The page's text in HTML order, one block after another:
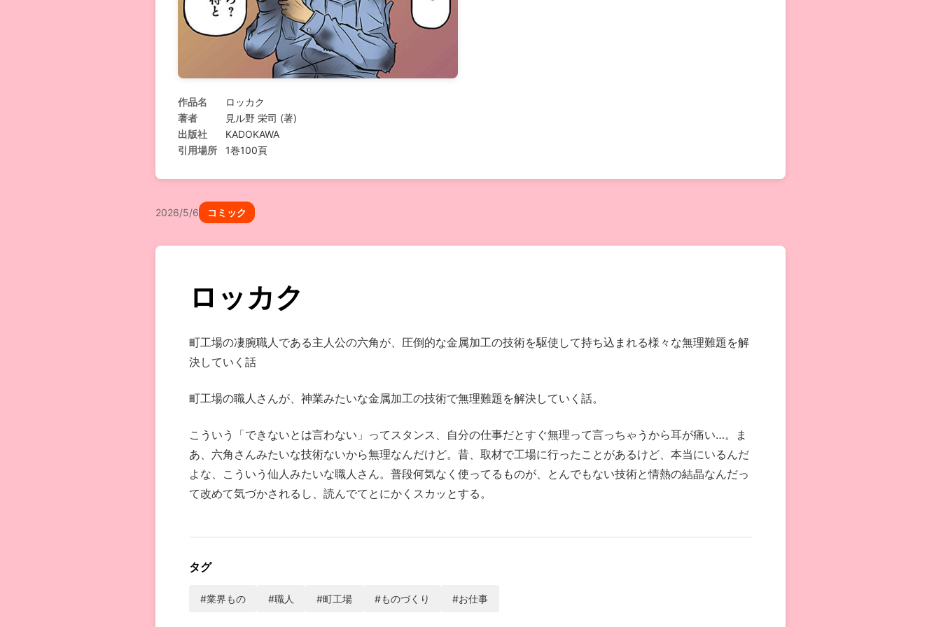
作品名
ロッカク
著者
見ル野 栄司 (著)
出版社
KADOKAWA
引用場所
1巻100頁
2026/5/6 コミック
ロッカク
町工場の凄腕職人である主人公の六角が、圧倒的な金属加工の技術を駆使して持ち込まれる様々な無理難題を解
決していく話
町工場の職人さんが、神業みたいな金属加工の技術で無理難題を解決していく話。
こういう「できないとは言わない」ってスタンス、自分の仕事だとすぐ無理って言っちゃうから耳が痛い…。ま
あ、六角さんみたいな技術ないから無理なんだけど。昔、取材で工場に行ったことがあるけど、本当にいるんだ
よな、こういう仙人みたいな職人さん。普段何気なく使ってるものが、とんでもない技術と情熱の結晶なんだっ
て改めて気づかされるし、読んでてとにかくスカッとする。
タグ
#業界もの #職人 #町工場 #ものづくり #お仕事